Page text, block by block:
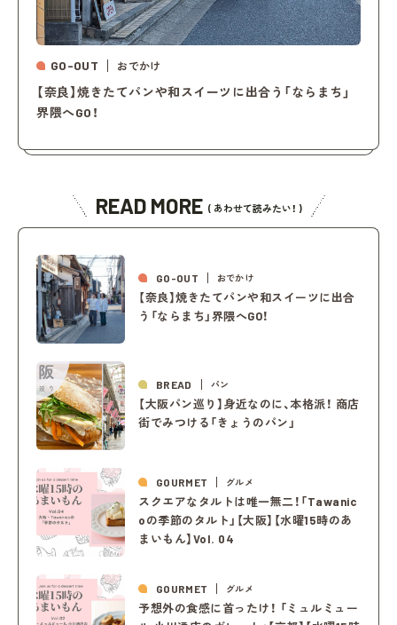
GO-OUT おでかけ
【奈良】焼きたてパンや和スイーツに出合う「ならまち」
界隈へGO！
READ MORE ( あわせて読みたい！ )
GO-OUT おでかけ
【奈良】焼きたてパンや和スイーツに出合
う「ならまち」界隈へGO！
BREAD パン
【大阪パン巡り】身近なのに、本格派！ 商店
街でみつける「きょうのパン」
GOURMET グルメ
スクエアなタルトは唯一無二！「Tawanic
oの季節のタルト」【大阪】【水曜15時のあ
まいもん】Vol. 04
GOURMET グルメ
予想外の食感に首ったけ！ 「ミュルミュー